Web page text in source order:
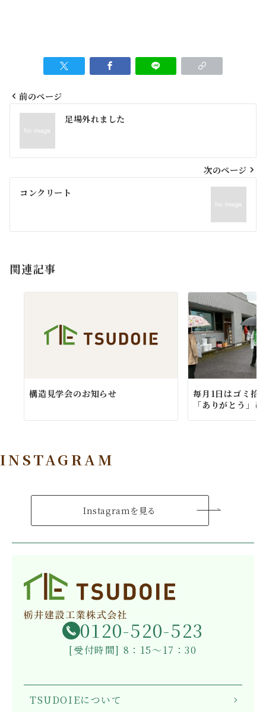
投
ナ
ビ
ゲ
シ
ン
前のページ
足場外れました
次のページ
コンクリート
関連記事
構造見学会のお知らせ
毎月1日はゴミ拾
「ありがとう」
INSTAGRAM
Instagramを見る
0120-520-523
[受付時間] 8：15～17：30
TSUDOIEについて